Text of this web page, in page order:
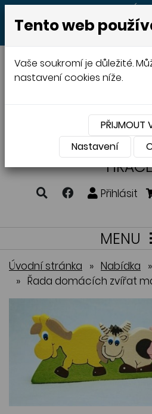
MENU
VÝROBA A
Přihlásit
MENU
Úvodní stránka » Nabídka »
» Řada domácích zvířat
Tento web
Vaše soukromí je důležité.
nastavení cookies níže.
PŘIJMOUT
Nastavení